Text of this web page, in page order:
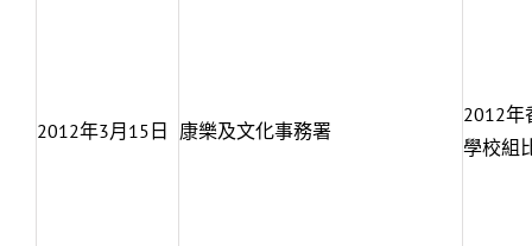
2012年3月15日 康樂及文化事務署
2012年
學校組